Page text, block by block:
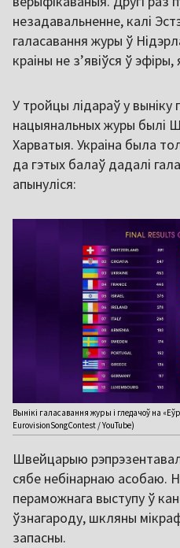
незадавальненне, калі
галасавання журы ў
краіны не з’явіўся ў эфіры,
У тройцы лідараў у выніку
нацыянальных журы былі
Харватыя. Украіна была
да гэтых балаў дадалі
апынуліся:
Вынікі галасавання журы і гледачоў на
EurovisionSongContest / YouTube)
Швейцарыю
сябе небінарнаю асобаю.
пераможнага выступу ў
ўзнагароду, шкляны
запасны.